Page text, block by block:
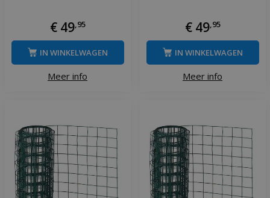
€ 49, 95
Meer info
IN WINKELWAGEN
€ 49, 95
Meer info
IN WINKELWAGEN